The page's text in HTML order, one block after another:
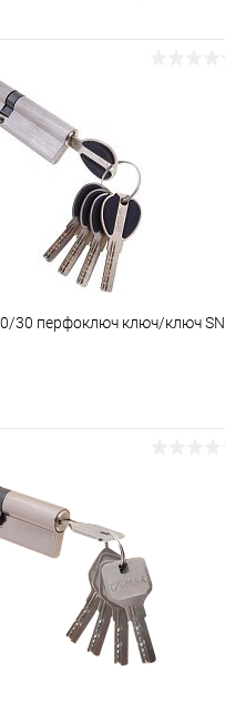
30 перфоключ ключ/ключ SN
Сравнение
В наличии